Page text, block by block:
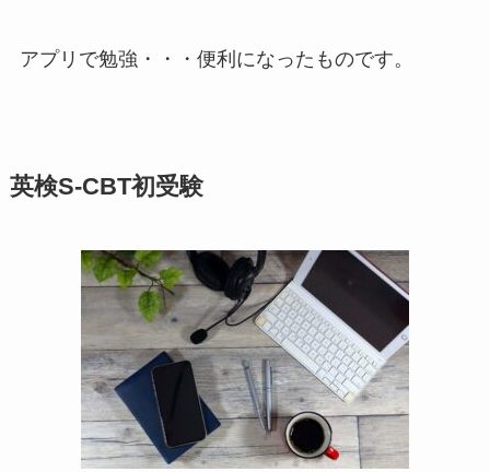
アプリで勉強・・・便利になったものです。
英検S-CBT初受験